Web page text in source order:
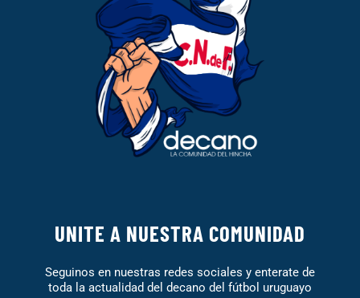
UNITE A NUESTRA COMUNIDAD
Seguinos en nuestras redes sociales y enterate de
toda la actualidad del decano del fútbol uruguayo